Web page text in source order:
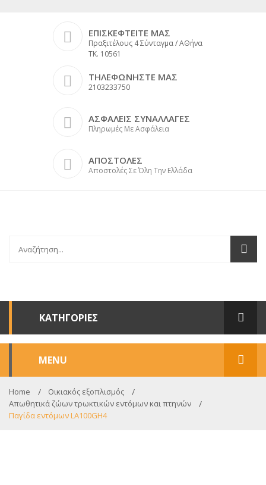
ΕΠΙΣΚΕΦΤΕΙΤΕ ΜΑΣ
Πραξιτέλους 4 Σύνταγμα / ΑΘήνα
ΤΚ. 10561
ΤΗΛΕΦΩΝΗΣΤΕ ΜΑΣ
2103233750
ΑΣΦΑΛΕΙΣ ΣΥΝΑΛΛΑΓΕΣ
Πληρωμές Με Ασφάλεια
ΑΠΟΣΤΟΛΕΣ
Αποστολές Σε Όλη Την Ελλάδα
ΚΑΤΗΓΟΡΙΕΣ
MENU
ΑΡΧΙΚΗ
ΣΧΕΤΙΚΑ ΜΕ ΕΜΑΣ
Home
Οικιακός εξοπλισμός
Απωθητικά ζώων τρωκτικών εντόμων και πτηνών
Παγίδα εντόμων LA100GH4